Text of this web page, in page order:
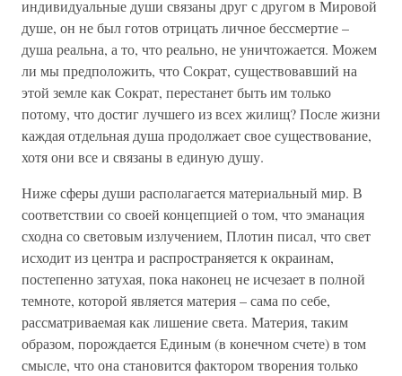
индивидуальные души связаны друг с другом в Мировой
душе, он не был готов отрицать личное бессмертие –
душа реальна, а то, что реально, не уничтожается. Можем
ли мы предположить, что Сократ, существовавший на
этой земле как Сократ, перестанет быть им только
потому, что достиг лучшего из всех жилищ? После жизни
каждая отдельная душа продолжает свое существование,
хотя они все и связаны в единую душу.
Ниже сферы души располагается материальный мир. В
соответствии со своей концепцией о том, что эманация
сходна со световым излучением, Плотин писал, что свет
исходит из центра и распространяется к окраинам,
постепенно затухая, пока наконец не исчезает в полной
темноте, которой является материя – сама по себе,
рассматриваемая как лишение света. Материя, таким
образом, порождается Единым (в конечном счете) в том
смысле, что она становится фактором творения только